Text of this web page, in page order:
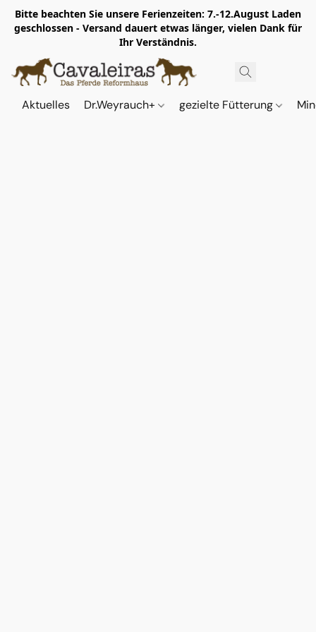
Bitte beachten Sie unsere Ferienzeiten: 7.-12.August Laden
geschlossen - Versand dauert etwas länger, vielen Dank für
Ihr Verständnis.
Aktuelles Dr.Weyrauch+ gezielte Fütterung